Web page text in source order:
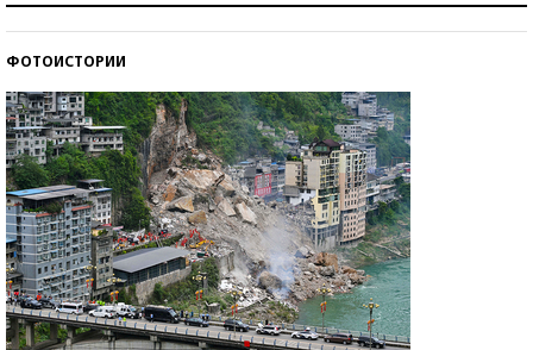
ФОТОИСТОРИИ